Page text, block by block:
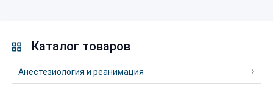
Каталог товаров
Анестезиология и реанимация